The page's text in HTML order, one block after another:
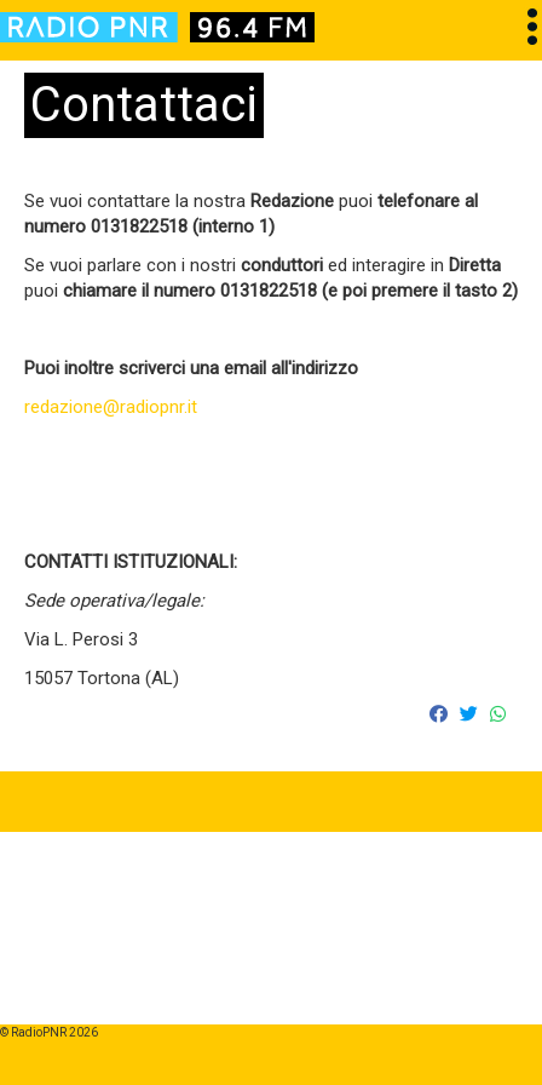
Contattaci
Se vuoi contattare la nostra Redazione puoi telefonare al
numero 0131822518 (interno 1)
Se vuoi parlare con i nostri conduttori ed interagire in Diretta
puoi chiamare il numero 0131822518 (e poi premere il tasto 2)
Puoi inoltre scriverci una email all'indirizzo
redazione@radiopnr.it
CONTATTI ISTITUZIONALI:
Sede operativa/legale:
Via L. Perosi 3
15057 Tortona (AL)
© RadioPNR 2026